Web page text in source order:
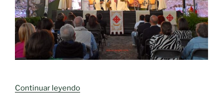
Continuar leyendo«Entrega